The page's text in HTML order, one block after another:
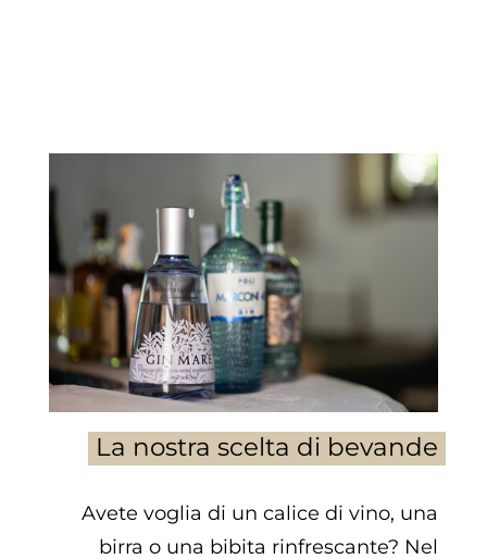
La nostra scelta di bevande
Avete voglia di un calice di vino, una
birra o una bibita rinfrescante? Nel